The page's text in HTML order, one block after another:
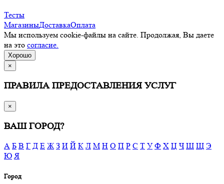
Тесты
МагазиныДоставкаОплата
Мы используем cookie-файлы на сайте. Продолжая, Вы даете
на это согласие.
Хорошо
×
ПРАВИЛА ПРЕДОСТАВЛЕНИЯ УСЛУГ
×
ВАШ ГОРОД?
А Б В Г Д Е Ж З И Й К Л М Н О П Р С Т У Ф Х Ц Ч Ш Щ Э
Ю Я
Город